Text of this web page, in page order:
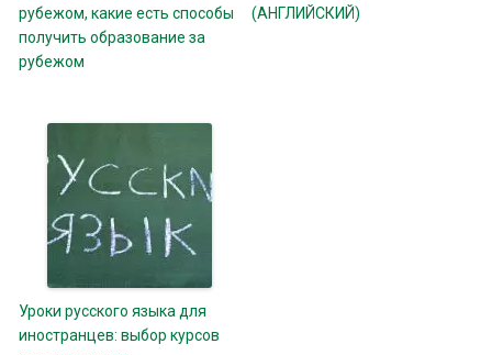
рубежом, какие есть способы
получить образование за
рубежом
(АНГЛИЙСКИЙ)
Уроки русского языка для
иностранцев: выбор курсов